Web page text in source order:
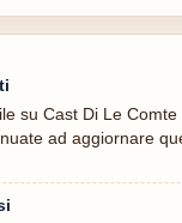
su Cast Di Le
ad aggiornare